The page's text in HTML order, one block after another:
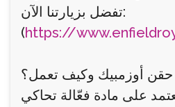
تفضل بزيارتنا الآن:
(https://
أوزمبيك وكيف تعمل؟
على مادة فعّالة تحاكي